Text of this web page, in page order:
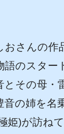
おさんの作
のスター
とその母・
の姉を名
姫)が訪ね